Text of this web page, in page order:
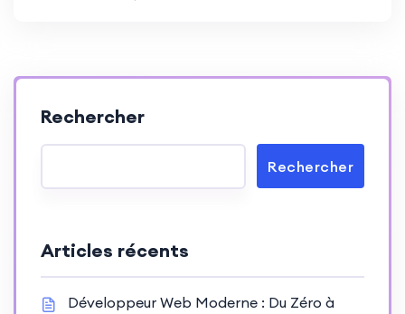
Rechercher
Rechercher
Articles récents
Développeur Web Moderne : Du Zéro à